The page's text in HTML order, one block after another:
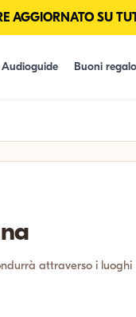
AGGIORNATO SU
Audioguide Buoni regalo
attraverso i luoghi